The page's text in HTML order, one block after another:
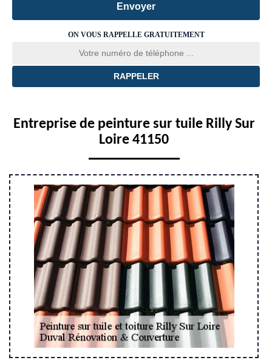
ON VOUS RAPPELLE GRATUITEMENT
Entreprise de peinture sur tuile Rilly Sur
Loire 41150